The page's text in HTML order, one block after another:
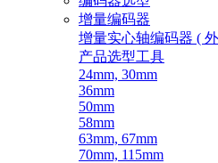
增量编码器
增量实心轴编码器 (
产品选型工具
24mm, 30mm
36mm
50mm
58mm
63mm, 67mm
70mm, 115mm